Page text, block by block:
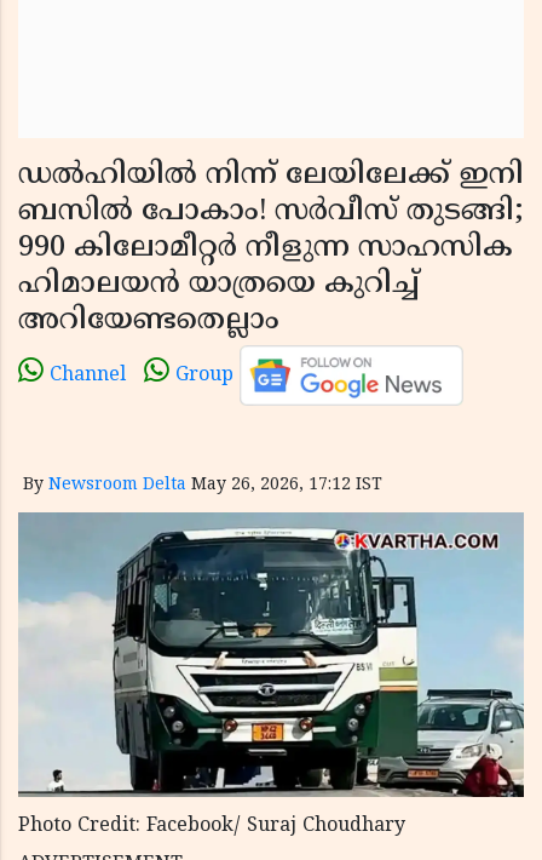
ഡൽഹിയിൽ നിന്ന് ലേയിലേക്ക് ഇനി
ബസിൽ പോകാം! സർവീസ് തുടങ്ങി;
990 കിലോമീറ്റർ നീളുന്ന സാഹസിക
ഹിമാലയൻ യാത്രയെ കുറിച്ച്
അറിയേണ്ടതെല്ലാം
Channel Group
By Newsroom Delta May 26, 2026, 17:12 IST
Photo Credit: Facebook/ Suraj Choudhary